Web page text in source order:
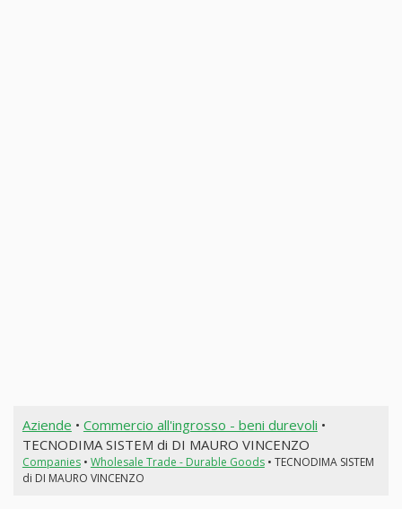
Aziende • Commercio all'ingrosso - beni durevoli •
TECNODIMA SISTEM di DI MAURO VINCENZO
Companies• Wholesale Trade - Durable Goods• TECNODIMA SISTEM
di DI MAURO VINCENZO